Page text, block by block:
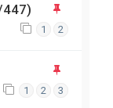
447)
1 2
1 2 3